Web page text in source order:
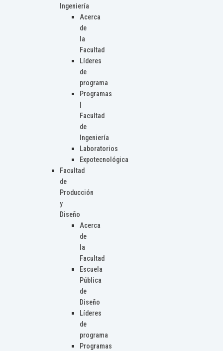
Ingeniería
Acerca
de
la
Facultad
Líderes
de
programa
Programas
Facultad
de
Ingeniería
Laboratorios
Expotecnológica
Facultad
de
Producción
y
Diseño
Acerca
de
la
Facultad
Escuela
Pública
de
Diseño
Líderes
de
programa
Programas